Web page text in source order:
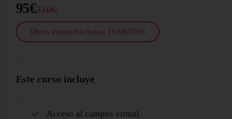
95€310€
Oferta disponible hasta: 10/08/2026
Este curso incluye
Acceso al campus virtual